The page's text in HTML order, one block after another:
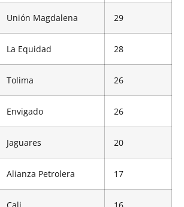
Unión Magdalena 29
La Equidad 28
Tolima 26
Envigado 26
Jaguares 20
Alianza Petrolera 17